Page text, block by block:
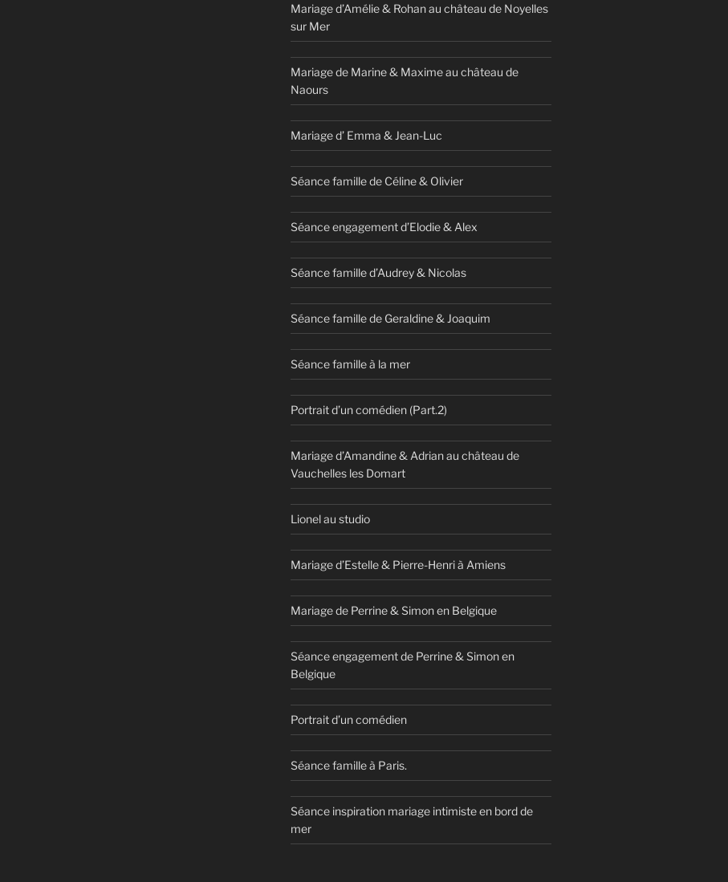
Mariage d’Amélie & Rohan au château de Noyelles
sur Mer
Mariage de Marine & Maxime au château de
Naours
Mariage d’ Emma & Jean-Luc
Séance famille de Céline & Olivier
Séance engagement d’Elodie & Alex
Séance famille d’Audrey & Nicolas
Séance famille de Geraldine & Joaquim
Séance famille à la mer
Portrait d’un comédien (Part.2)
Mariage d’Amandine & Adrian au château de
Vauchelles les Domart
Lionel au studio
Mariage d’Estelle & Pierre-Henri à Amiens
Mariage de Perrine & Simon en Belgique
Séance engagement de Perrine & Simon en
Belgique
Portrait d’un comédien
Séance famille à Paris.
Séance inspiration mariage intimiste en bord de
mer